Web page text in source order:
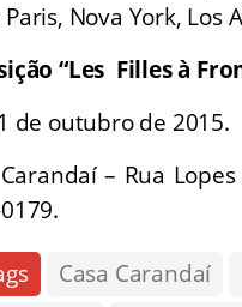
Nova York, Los
“Les Filles à
de outubro de 2015.
– Rua
.
Casa Carandaí